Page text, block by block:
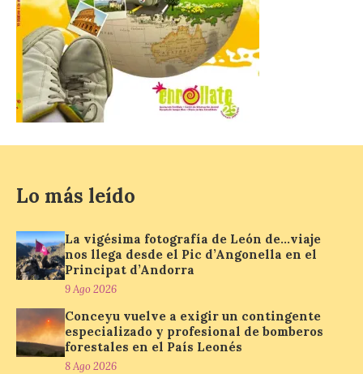
La compañía, a través de
Air Nostrum e Iberia
Express, conectará
Madrid y Mahón con una
frecuencia adicional al día
que aumenta un 27% el número de plazas
en la ruta. La nueva programación
refuerza la conectividad internacional de
la […]
La Feria del Motor abre
sus puertas en el Colegio
Carmen de La Bañeza
9 Ago 2026
La muestra presenta
alrededor de una treintena
de motocicletas,
procedentes tanto de
colecciones particulares
Lo más leído
La vigésima fotografía de León de…viaje
nos llega desde el Pic d’Angonella en el
Principat d’Andorra
9 Ago 2026
Conceyu vuelve a exigir un contingente
especializado y profesional de bomberos
forestales en el País Leonés
8 Ago 2026